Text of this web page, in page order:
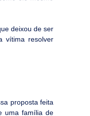
deixou de ser
vítima resolver
proposta feita
uma família de